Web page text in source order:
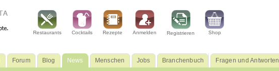
Restaurants Cocktails Rezepte Anmelden Registrieren Shop
Forum Blog News Menschen Jobs Branchenbuch Fragen und Antworten